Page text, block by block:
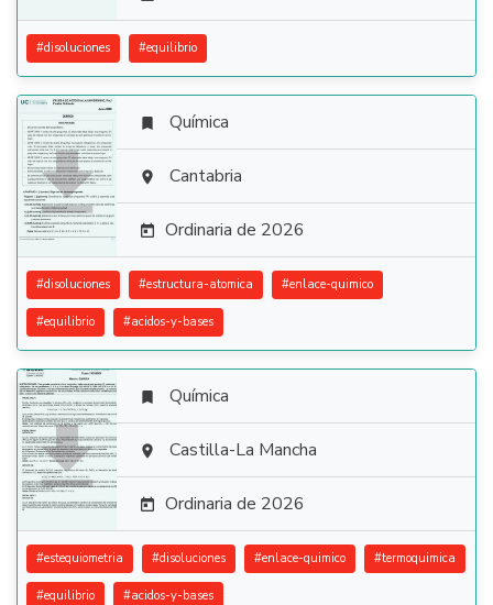
#disoluciones #equilibrio

 Química
 Cantabria
 Ordinaria de 2026
#disoluciones #estructura-atomica #enlace-quimico
#equilibrio #acidos-y-bases

 Química
 Castilla-La Mancha
 Ordinaria de 2026
#estequiometria #disoluciones #enlace-quimico #termoquimica
#equilibrio #acidos-y-bases